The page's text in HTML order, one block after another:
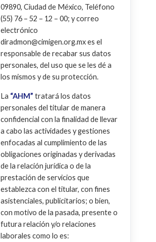
09890, Ciudad de México, Teléfono
(55) 76 – 52 – 12 – 00; y correo
electrónico
diradmon@cimigen.org.mx es el
responsable de recabar sus datos
personales, del uso que se les dé a
los mismos y de su protección.
La “AHM” tratará los datos
personales del titular de manera
confidencial con la finalidad de llevar
a cabo las actividades y gestiones
enfocadas al cumplimiento de las
obligaciones originadas y derivadas
de la relación jurídica o de la
prestación de servicios que
establezca con el titular, con fines
asistenciales, publicitarios; o bien,
con motivo de la pasada, presente o
futura relación y/o relaciones
laborales como lo es: